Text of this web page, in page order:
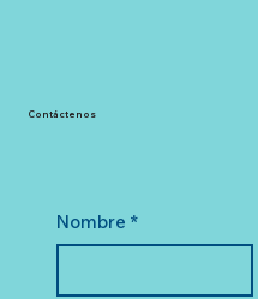
Nombre *
Contáctenos